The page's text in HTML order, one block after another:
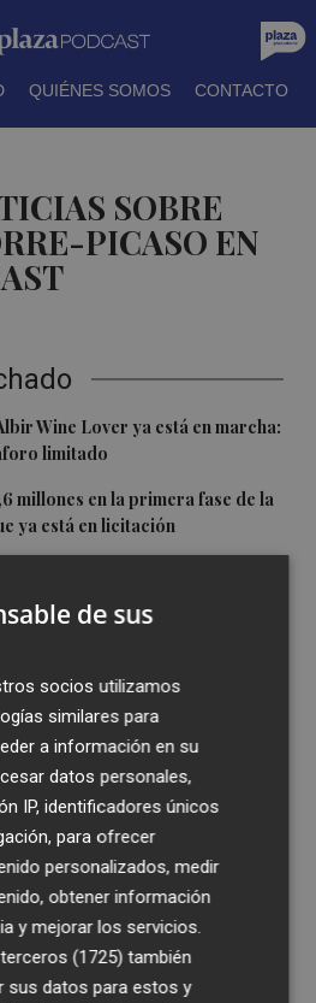
QUIÉNES SOMOS CONTACTO
SOBRE
PICASO EN
Wine Lover ya está en marcha:
limitado
millones en la primera fase de la
ya está en licitación
al CEO de Vodafone
'flagship' de Nespresso en la
la actualidad de
en tu correo
de sus
socios utilizamos
similares para
a información en su
datos personales,
IP, identificadores únicos
para ofrecer
personalizados, medir
obtener información
y mejorar los servicios.
(1725) también
sus datos para estos y